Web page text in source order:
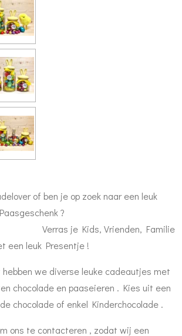
of ben je op zoek naar een leuk
Paasgeschenk ?
Vrienden, Familie
een leuk Presentje !
we diverse leuke cadeautjes met
chocolade en paaseieren . Kies uit een
chocolade of enkel Kinderchocolade .
ons te contacteren , zodat wij een